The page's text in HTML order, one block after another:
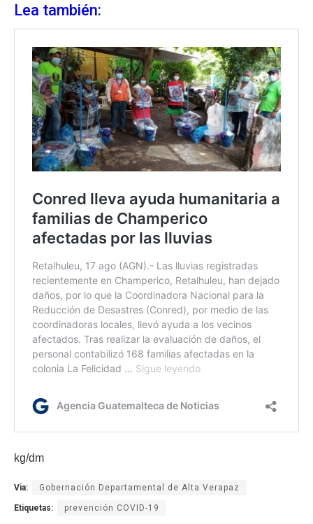
Lea también:
kg/dm
Via: Gobernación Departamental de Alta Verapaz
Etiquetas: prevención COVID-19